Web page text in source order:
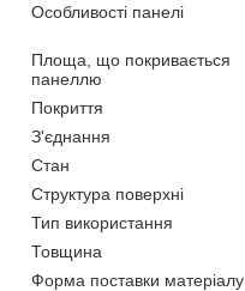
Особливості панелі
Площа, що покривається
панеллю
Покриття
З'єднання
Стан
Структура поверхні
Тип використання
Товщина
Форма поставки матеріалу